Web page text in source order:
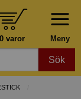
Meny
0 varor
Sök